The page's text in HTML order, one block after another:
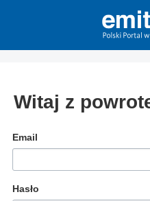
Witaj z
Email
Hasło